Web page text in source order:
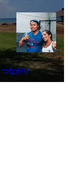
つながり